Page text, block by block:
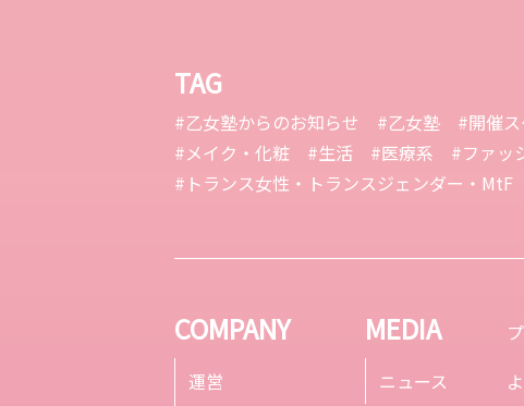
TAG
#乙女塾からのお知らせ #乙女塾
#開催
#メイク・化粧
#生活 #医療系
#ファッ
#トランス女性・トランスジェンダー・MtF
COMPANY
運営
MEDIA
ニュース